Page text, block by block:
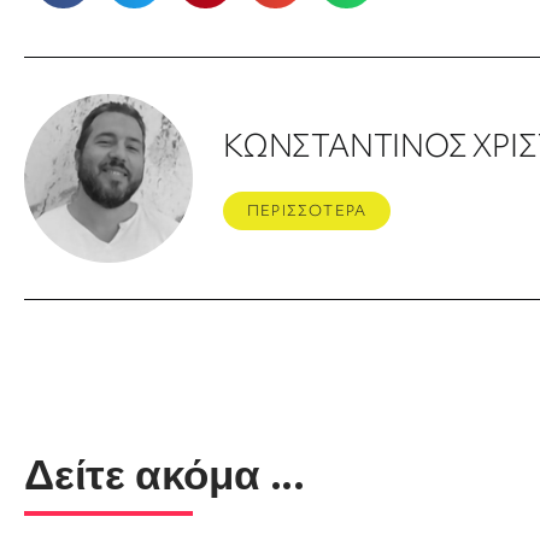
ΚΩΝΣΤΑΝΤΙΝΟΣ
ΠΕΡΙΣΣΟΤΕΡΑ
Δείτε ακόμα ...